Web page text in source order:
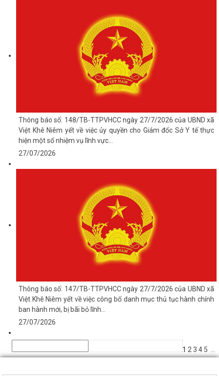
Thông báo số: 148/TB-TTPVHCC ngày 27/7/2026 của UBND xã
Việt Khê Niêm yết về việc ủy quyền cho Giám đốc Sở Y tế thực
hiện một số nhiệm vụ lĩnh vực...
27/07/2026
Thông báo số: 147/TB-TTPVHCC ngày 27/7/2026 của UBND xã
Việt Khê Niêm yết về việc công bố danh mục thủ tục hành chính
ban hành mới, bị bãi bỏ lĩnh...
27/07/2026
1 23 4 5 ...